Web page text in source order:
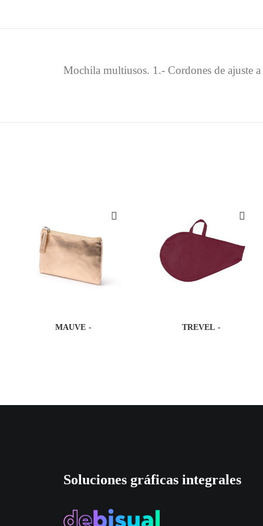
Mochila multiusos. 1.- Cordones de ajuste
MAUVE TREVEL
Soluciones gráficas integrales